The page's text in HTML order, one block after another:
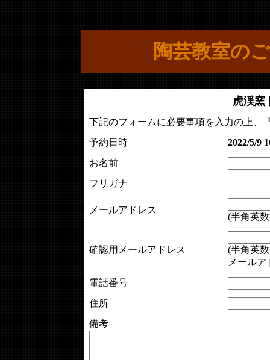
陶芸教室の
虎渓窯
下記のフォームに必要事項を入力の上、
予約日時
2022/5/9
お名前
フリガナ
メールアドレス
(半角英
確認用メールアドレス
(半角英
メール
電話番号
住所
備考